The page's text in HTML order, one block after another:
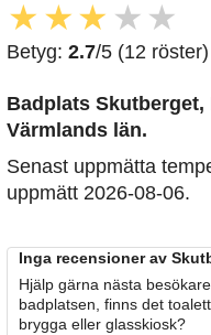
★ ★★ ★ ★
Betyg: 2.7/5 (12 röster)
Badplats Skutberget,
Värmlands län.
Senast uppmätta
uppmätt 2026-08-06.
Inga recensioner av
Hjälp gärna nästa
badplatsen, finns det
brygga eller glasskiosk?